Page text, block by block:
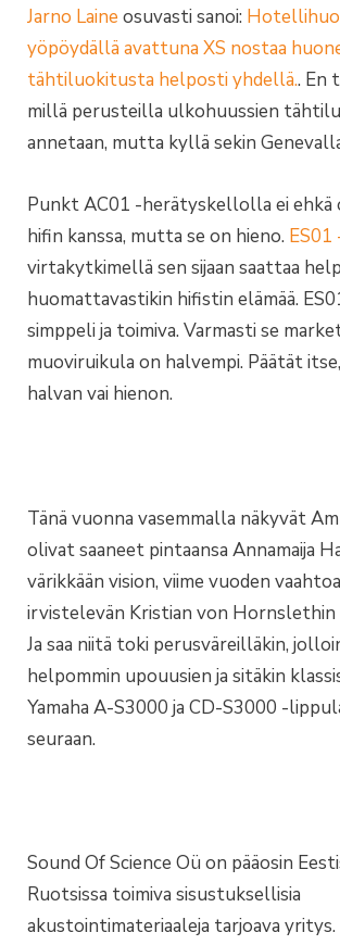
Jarno Laine osuvasti sanoi:
yöpöydällä avattuna XS nostaa
tähtiluokitusta helposti yhdellä.. En
millä perusteilla ulkohuussien
annetaan, mutta kyllä sekin
Punkt AC01 -herätyskellolla ei ehkä
hifin kanssa, mutta se on hieno.
virtakytkimellä sen sijaan saattaa
huomattavastikin hifistin elämää.
simppeli ja toimiva. Varmasti se
muoviruikula on halvempi. Päätät
halvan vai hienon.
Tänä vuonna vasemmalla näkyvät
olivat saaneet pintaansa Annamaija
värikkään vision, viime vuoden
irvistelevän Kristian von Hornslethin
Ja saa niitä toki perusväreilläkin,
helpommin upouusien ja sitäkin
Yamaha A-S3000 ja CD-S3000 -
seuraan.
Sound Of Science Oü on pääosin
Ruotsissa toimiva sisustuksellisia
akustointimateriaaleja tarjoava yritys.